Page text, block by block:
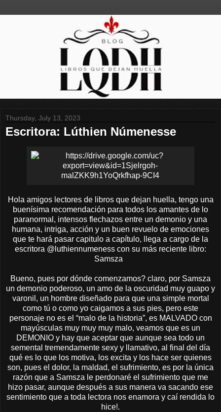
Thursday, July 13, 2023
Escritora: Lúthien Númenesse
Hola amigos lectores de libros que dejan huella, tengo una
buenísima recomendación para todos los amantes de lo
paranormal, intensos flechazos entre un demonio y una
humana, intriga, acción y un buen revuelo de emociones
que te hará pasar capitulo a capítulo, llega a cargo de la
escritora @luthiennumeness con su más reciente libro:
Samsza
Bueno, pues por dónde comenzamos? claro, por Samsza
un demonio poderoso, un amo de la oscuridad muy guapo y
varonil, un hombre diseñado para que una simple mortal
como tú o como yo caigamos a sus pies, pero este
personaje no es el “malo de la historia”, es MALVADO con
mayúsculas muy muy muy malo, veamos que es un
DEMONIO y hay que aceptar que aunque sea todo un
semental tremendamente sexy y llamativo, al final del día
qué es lo que los motiva, los excita y los hace ser quienes
son, pues el dolor, la maldad, el sufrimiento, es por la única
razón que a Samsza le perdonaré el sufrimiento que me
hizo pasar, aunque después a sus manera va sacando ese
sentimiento que a toda lectora nos enamora y caí rendida lo
hice!.